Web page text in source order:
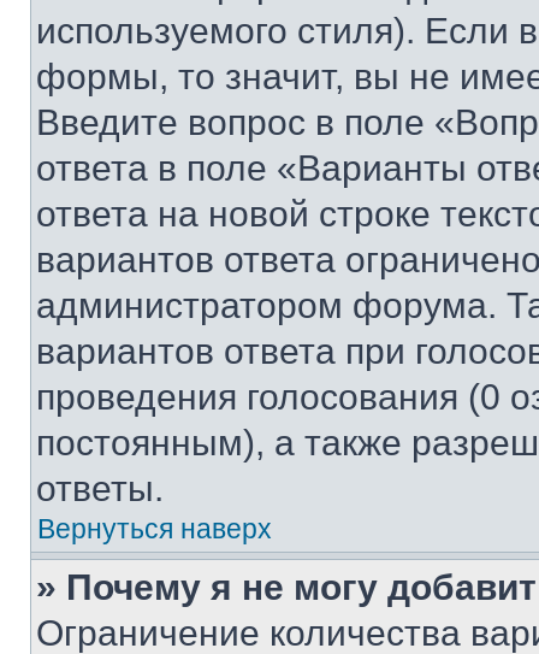
используемого стиля). Если
формы, то значит, вы не
Введите вопрос в поле
ответа в поле «Варианты
ответа на новой строке
вариантов ответа
администратором форума.
вариантов ответа при
проведения голосования (0
постоянным), а также
ответы.
Вернуться наверх
» Почему я не могу
Ограничение количества